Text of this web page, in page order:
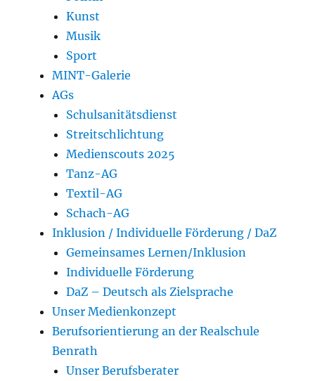
Kunst
Musik
Sport
MINT-Galerie
AGs
Schulsanitätsdienst
Streitschlichtung
Medienscouts 2025
Tanz-AG
Textil-AG
Schach-AG
Inklusion / Individuelle Förderung / DaZ
Gemeinsames Lernen/Inklusion
Individuelle Förderung
DaZ – Deutsch als Zielsprache
Unser Medienkonzept
Berufsorientierung an der Realschule
Benrath
Unser Berufsberater